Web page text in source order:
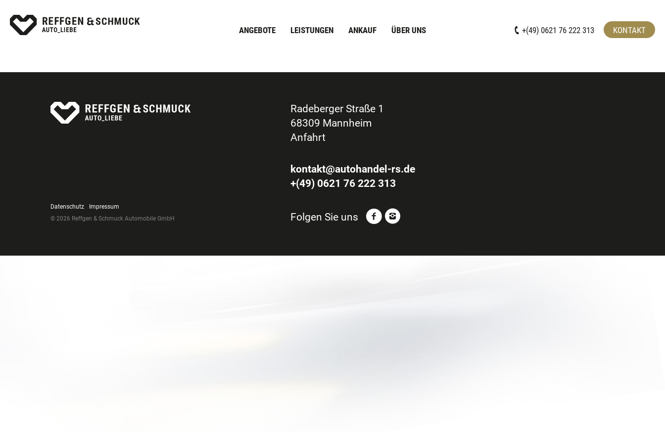
ANGEBOTE LEISTUNGEN ANKAUF ÜBER UNS +(49) 0621 76 222 313 KONTAKT
Datenschutz
Impressum
© 2026 Reffgen & Schmuck Automobile GmbH
Radeberger Straße 1
68309 Mannheim
Anfahrt
kontakt@autohandel-rs.de
+(49) 0621 76 222 313
Folgen Sie uns